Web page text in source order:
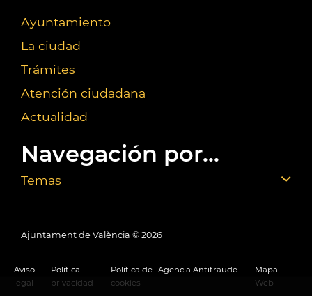
Ayuntamiento
La ciudad
Trámites
Atención ciudadana
Actualidad
Navegación por...
Temas
Ajuntament de València © 2026
Aviso
legal
Política
privacidad
Política de
cookies
Agencia Antifraude
Mapa
Web